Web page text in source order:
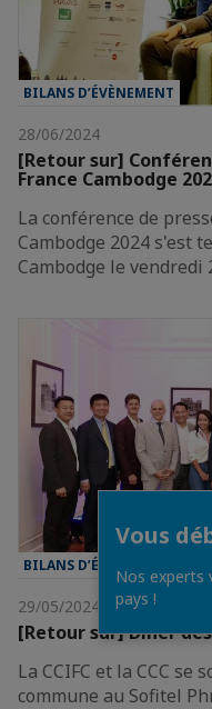
BILANS D’ÉVÈNEMENT
28/06/2024
[Retour sur]
France Cambodge
La conférence de
Cambodge 2024 s'est
Cambodge le vendredi
BILANS D’ÉVÈNEMENT
29/05/2024
[Retour sur] Dîner des
La CCIFC et la CCC
commune au Sofitel
Vous
Nos experts
pays !